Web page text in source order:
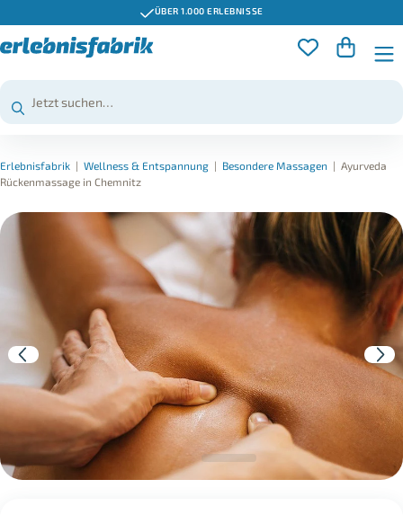
ÜBER 1.000 ERLEBNISSE
Erlebnisfabrik | Wellness & Entspannung | Besondere Massagen | Ayurveda
Rückenmassage in Chemnitz